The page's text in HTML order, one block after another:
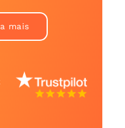
mais